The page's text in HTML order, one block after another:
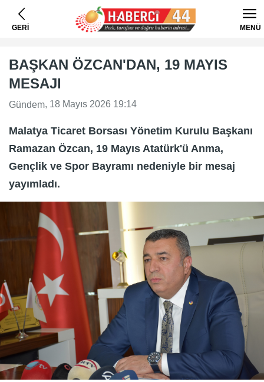
GERİ MENÜ
BAŞKAN ÖZCAN'DAN, 19 MAYIS
MESAJI
Gündem, 18 Mayıs 2026 19:14
Malatya Ticaret Borsası Yönetim Kurulu Başkanı
Ramazan Özcan, 19 Mayıs Atatürk'ü Anma,
Gençlik ve Spor Bayramı nedeniyle bir mesaj
yayımladı.